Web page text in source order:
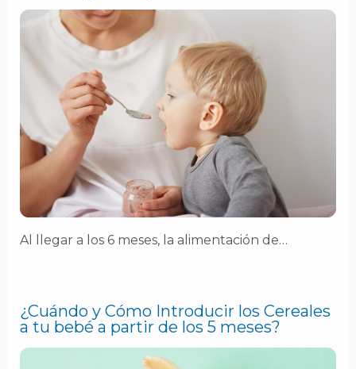
Al llegar a los 6 meses, la alimentación de…
¿Cuándo y Cómo Introducir los Cereales
a tu bebé a partir de los 5 meses?